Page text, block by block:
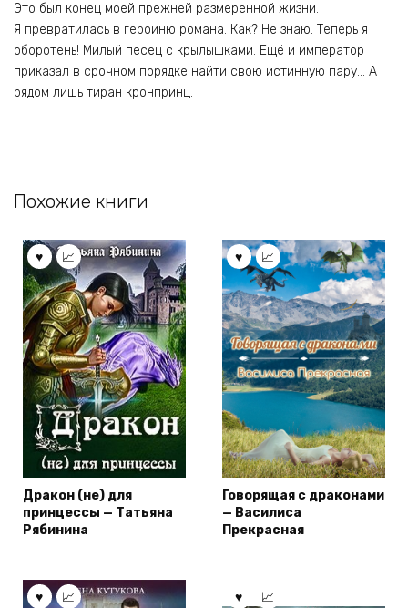
Это был конец моей прежней размеренной жизни.
Я превратилась в героиню романа. Как? Не знаю. Теперь я
оборотень! Милый песец с крылышками. Ещё и император
приказал в срочном порядке найти свою истинную пару… А
рядом лишь тиран кронпринц.
Похожие книги
Дракон (не) для
принцессы — Татьяна
Рябинина
Говорящая с драконами
— Василиса
Прекрасная